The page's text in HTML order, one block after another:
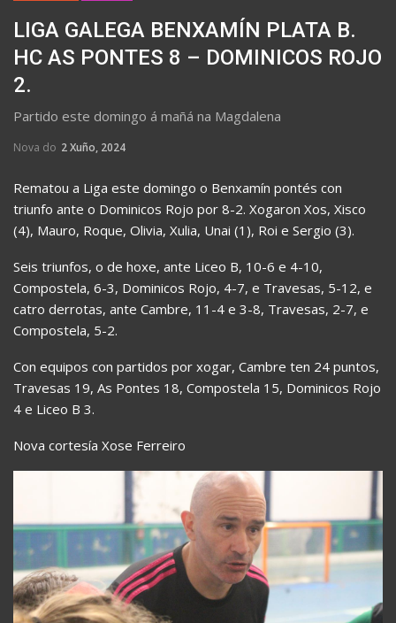
LIGA GALEGA BENXAMÍN PLATA B.
HC AS PONTES 8 – DOMINICOS ROJO
2.
Partido este domingo á mañá na Magdalena
Nova do 2 Xuño, 2024
Rematou a Liga este domingo o Benxamín pontés con
triunfo ante o Dominicos Rojo por 8-2. Xogaron Xos, Xisco
(4), Mauro, Roque, Olivia, Xulia, Unai (1), Roi e Sergio (3).
Seis triunfos, o de hoxe, ante Liceo B, 10-6 e 4-10,
Compostela, 6-3, Dominicos Rojo, 4-7, e Travesas, 5-12, e
catro derrotas, ante Cambre, 11-4 e 3-8, Travesas, 2-7, e
Compostela, 5-2.
Con equipos con partidos por xogar, Cambre ten 24 puntos,
Travesas 19, As Pontes 18, Compostela 15, Dominicos Rojo
4 e Liceo B 3.
Nova cortesía Xose Ferreiro